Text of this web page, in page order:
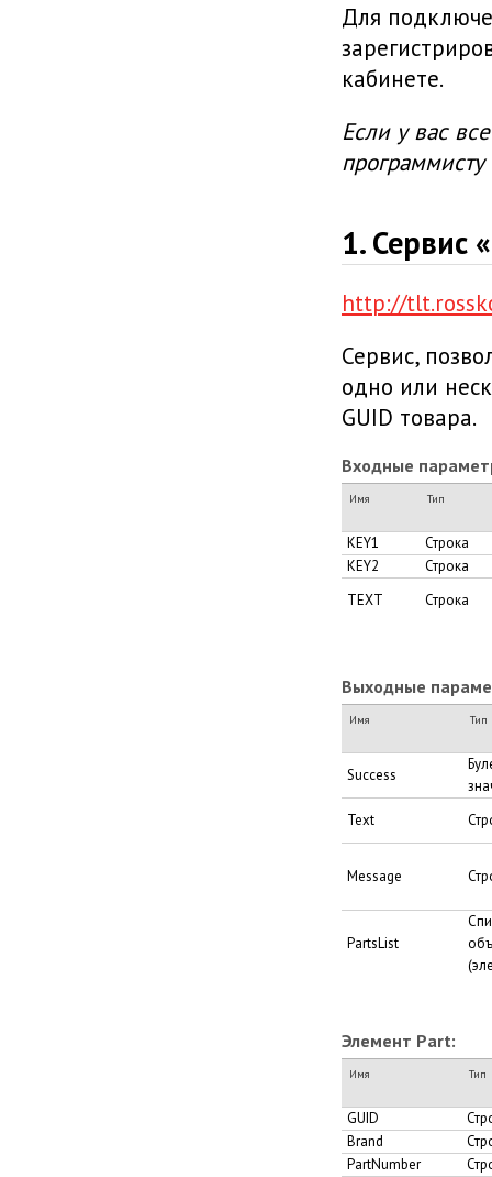
Для
кабинете.
Если у вас
1. Сервис
http://
Сервис,
одно или
GUID товара.
Входные
Имя Тип
KEY1
Строка
KEY2
Строка
TEXT
Строка
Выходные
Имя Тип
Success
Text
Message
PartsList
Элемент Part:
Имя Тип
GUID
Brand
PartNumber